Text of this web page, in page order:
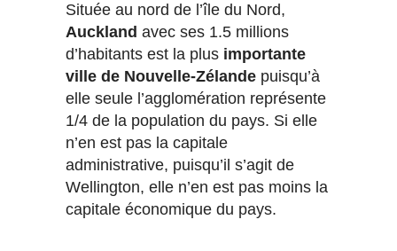
Située au nord de l’île du Nord,
Auckland avec ses 1.5 millions
d’habitants est la plus importante
ville de Nouvelle-Zélande puisqu’à
elle seule l’agglomération représente
1/4 de la population du pays. Si elle
n’en est pas la capitale
administrative, puisqu’il s’agit de
Wellington, elle n’en est pas moins la
capitale économique du pays.